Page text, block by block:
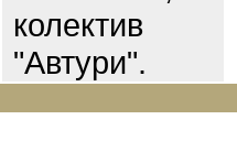
колектив
"Автури".